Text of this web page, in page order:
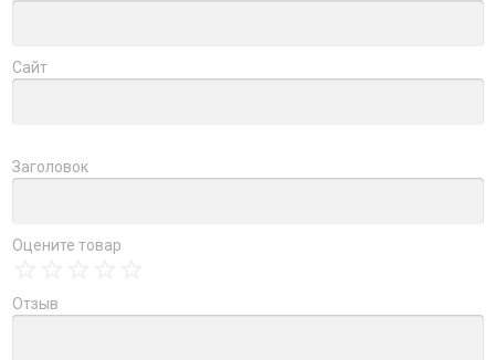
Сайт
Заголовок
Оцените товар
Отзыв